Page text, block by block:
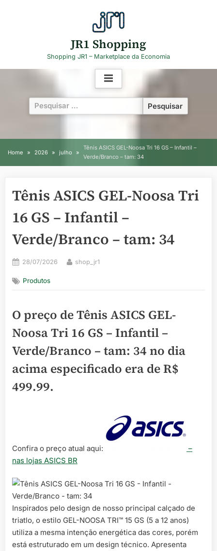
JR1 Shopping
Shopping JR1 – Marketplace da Economia
Pesquisar
por:
Home 2026 julho
Tênis ASICS GEL-Noosa Tri 16 GS – Infantil –
Verde/Branco – tam: 34
Tênis ASICS GEL-Noosa Tri
16 GS – Infantil –
Verde/Branco – tam: 34
Posted
28/07/2026 By
shop_jr1
Produtos
O preço de Tênis ASICS GEL-
Noosa Tri 16 GS – Infantil –
Verde/Branco – tam: 34 no dia
acima especificado era deR$
499.99.
Confira o preço atual aqui:
–
nas lojas ASICS BR
Inspirados pelo design de nosso principal calçado de
triatlo, o estilo GEL-NOOSA TRI™ 15 GS (5 a 12 anos)
utiliza a mesma intenção energética das cores, porém
está estruturado em um design técnico. Apresenta